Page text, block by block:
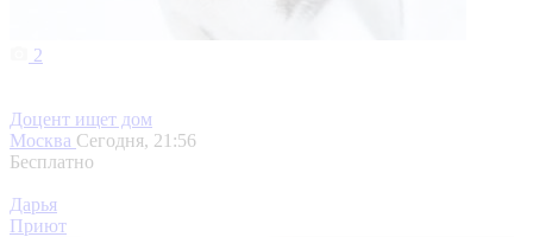
2
Доцент ищет дом
Москва Сегодня, 21:56
Бесплатно
Дарья
Приют